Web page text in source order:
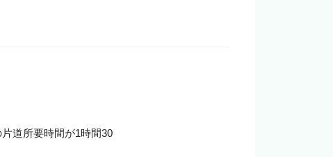
道所要時間が1時間30